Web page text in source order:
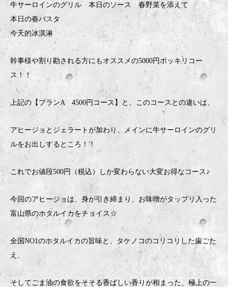
牛サーロインのグリル 本日のソース 春野菜を添えて
本日の春パスタ
今天的冰淇淋
幹事様や割り勘される方にもオススメの5000円ポッキリコー
ス！！
上記の【プランA 4500円コース】と、このコースとの違いは、
アヒージョとジェラートが加わり、メインに牛サーロインのグリ
ルをお出しするところ！！
これでお値段500円（税込）しか変わらない大変お得なコース♪
今回のアヒージョは、身が引き締まり、お味噌がタップリ入った
富山県のホタルイカをチョイス☆
全国NO1のホタルイカの旨味と、タケノコのコリコリした歯ごた
え、
そしてごま油の食欲をそそる香ばしい香りが相まった、極上の一